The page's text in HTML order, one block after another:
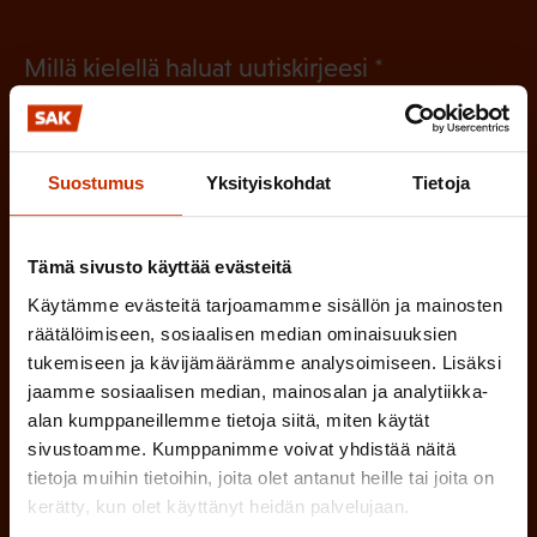
Suostumus Yksityiskohdat Tietoja
Tämä sivusto käyttää evästeitä
Käytämme evästeitä tarjoamamme sisällön ja mainosten
räätälöimiseen, sosiaalisen median ominaisuuksien
tukemiseen ja kävijämäärämme analysoimiseen. Lisäksi
jaamme sosiaalisen median, mainosalan ja analytiikka-
alan kumppaneillemme tietoja siitä, miten käytät
sivustoamme. Kumppanimme voivat yhdistää näitä
tietoja muihin tietoihin, joita olet antanut heille tai joita on
kerätty, kun olet käyttänyt heidän palvelujaan.
Millä kielellä haluat uutiskirjeesi
a
o
l
i
n
e
n
)
SUOMI
SAK:n viestintärekisterin